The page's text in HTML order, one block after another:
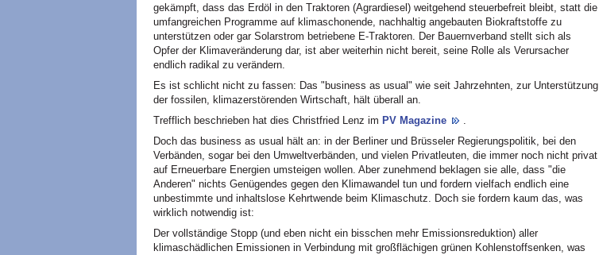
gekämpft, dass das Erdöl in den Traktoren (Agrardiesel) weitgehend steuerbefreit bleibt, statt die
umfangreichen Programme auf klimaschonende, nachhaltig angebauten Biokraftstoffe zu
unterstützen oder gar Solarstrom betriebene E-Traktoren. Der Bauernverband stellt sich als
Opfer der Klimaveränderung dar, ist aber weiterhin nicht bereit, seine Rolle als Verursacher
endlich radikal zu verändern.
Es ist schlicht nicht zu fassen: Das "business as usual" wie seit Jahrzehnten, zur Unterstützung
der fossilen, klimazerstörenden Wirtschaft, hält überall an.
Trefflich beschrieben hat dies Christfried Lenz im PV Magazine
.
Doch das business as usual hält an: in der Berliner und Brüsseler Regierungspolitik, bei den
Verbänden, sogar bei den Umweltverbänden, und vielen Privatleuten, die immer noch nicht privat
auf Erneuerbare Energien umsteigen wollen. Aber zunehmend beklagen sie alle, dass "die
Anderen" nichts Genügendes gegen den Klimawandel tun und fordern vielfach endlich eine
unbestimmte und inhaltslose Kehrtwende beim Klimaschutz. Doch sie fordern kaum das, was
wirklich notwendig ist:
Der vollständige Stopp (und eben nicht ein bisschen mehr Emissionsreduktion) aller
klimaschädlichen Emissionen in Verbindung mit großflächigen grünen Kohlenstoffsenken, was